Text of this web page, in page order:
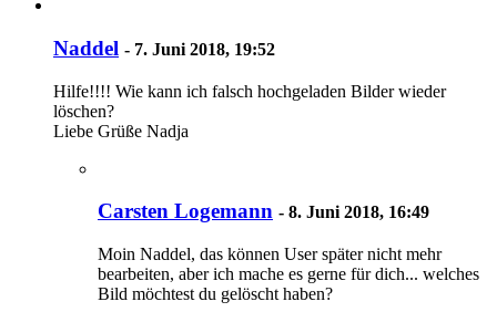
Naddel - 7. Juni 2018, 19:52
Hilfe!!!! Wie kann ich falsch hochgeladen Bilder wieder
löschen?
Liebe Grüße Nadja
Carsten Logemann - 8. Juni 2018, 16:49
Moin Naddel, das können User später nicht mehr
bearbeiten, aber ich mache es gerne für dich... welches
Bild möchtest du gelöscht haben?